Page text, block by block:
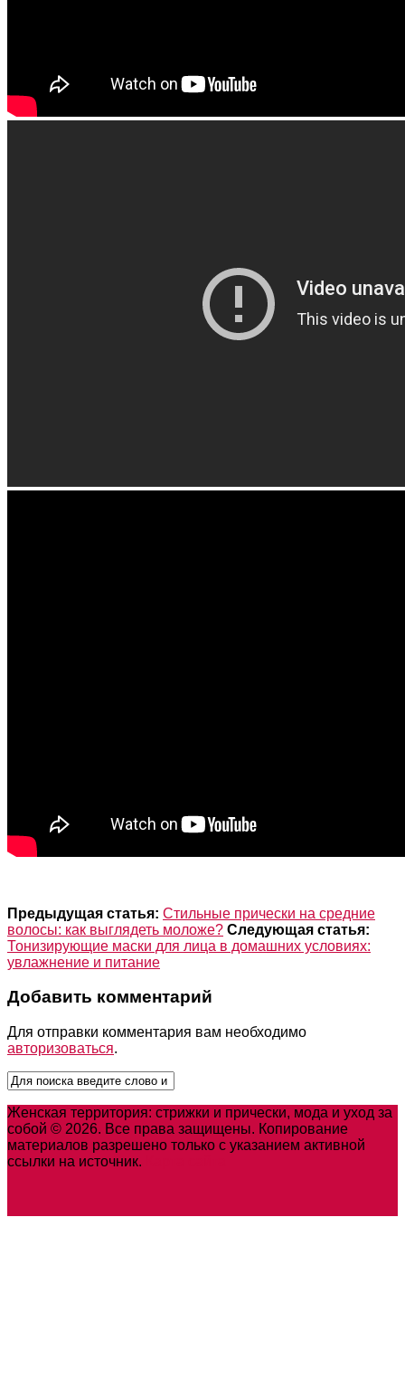
Предыдущая статья: Стильные прически на средние
волосы: как выглядеть моложе? Следующая статья:
Тонизирующие маски для лица в домашних условиях:
увлажнение и питание
Добавить комментарий
Для отправки комментария вам необходимо
авторизоваться.
Женская территория: стрижки и прически, мода и уход за
собой © 2026. Все права защищены. Копирование
материалов разрешено только с указанием активной
ссылки на источник.